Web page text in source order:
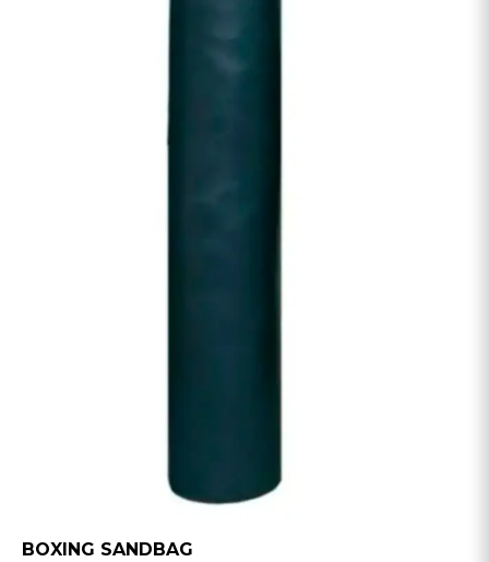
BOXING SANDBAG